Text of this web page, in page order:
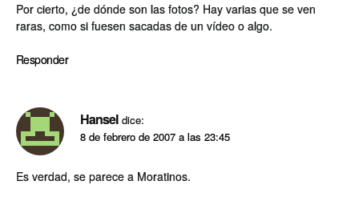
Por cierto, ¿de dónde son las fotos? Hay varias que se ven
raras, como si fuesen sacadas de un vídeo o algo.
Responder
Hansel dice:
8 de febrero de 2007 a las 23:45
Es verdad, se parece a Moratinos.